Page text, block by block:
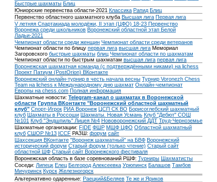
Быстрые шахматы Блиц
Юниорские первенства области-2021 Классика Рапид Блиц
Первенство областного шахматного клуба Высшая лига Первая лига
V летняя Спартакиада молодёжи, II этап (ЦФО) 18-23 Первенство
Воронежа среди школьников Воронежский областной этап Белой
Ладьи-2021
Чемпионат области среди женщин Чемпионат области среди ветеранов
Чемпионат области по блицу первая лига высшая лига Мемориал
Загоровского быстрые шахматы блиц Чемпионат области по шахматам
Чемпионат области по быстрым шахматам высшая лига первая лига
Воронежская шахматная команда (с подтверждёнными никами) на lichess
Проект Патиум (PostOrion) ВКонтакте
Воронежский онлайн-турнир в честь начала весны Турнир Voronezh Chess
Team на lichess к Международному дню шахмат Онлайн-чемпионат
Европы на chess.com Полная информация
Шахматные новости: Telegram-канал о шахматах в Воронежской
области Группа ВКонтакте "Воронежский областной шахматный
клуб" Спорт-Игрок РИА Воронеж ЦСП СК ВО Борисоглебский шахматный
клуб Шахматы в Россоши Шахматы. Новая Усмань Клуб "Дебют" СОШ
№101 Клуб "Эндшпиль" Лицея №4 Нововоронежский ДДТ Труд-Черноземье
Шахматные организации: FIDE ФШР МШФ ЦФО Областной шахматный
клуб СШОР №13 ICCF РАЗШ: форум сайт
Шахсекция ВКонтакте "Воронеж шахматный" на БВФ Воронежский
исторический форум Cтарый форум (только чтение) Старый сайт
областной ШФ Старый сайт Воронежского фестиваля
Воронежская область в базе соревнований РШФ: Турниры Шахматисты
Соседи: Липецк Елец Белгород Алексеевка Урюпинск Балашов Тамбов
Мичуринск Курск Железногорск
Альтернативно одаренные: Раецкий&Беляев Те же и Яриков